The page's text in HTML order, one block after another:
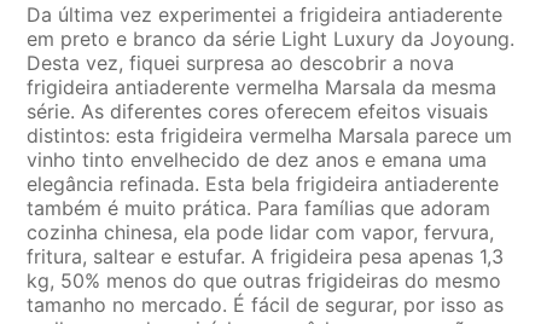
Da última vez experimentei a frigideira antiaderente
em preto e branco da série Light Luxury da Joyoung.
Desta vez, fiquei surpresa ao descobrir a nova
frigideira antiaderente vermelha Marsala da mesma
série. As diferentes cores oferecem efeitos visuais
distintos: esta frigideira vermelha Marsala parece um
vinho tinto envelhecido de dez anos e emana uma
elegância refinada. Esta bela frigideira antiaderente
também é muito prática. Para famílias que adoram
cozinha chinesa, ela pode lidar com vapor, fervura,
fritura, saltear e estufar. A frigideira pesa apenas 1,3
kg, 50% menos do que outras frigideiras do mesmo
tamanho no mercado. É fácil de segurar, por isso as